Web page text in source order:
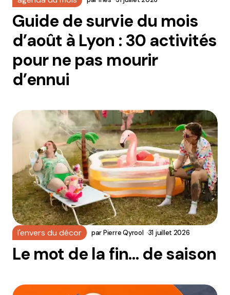
Guide de survie du mois
d’août à Lyon : 30 activités
pour ne pas mourir
d’ennui
l'envers du décor parPierre Qyrool 31 juillet 2026
Le mot de la fin… de saison